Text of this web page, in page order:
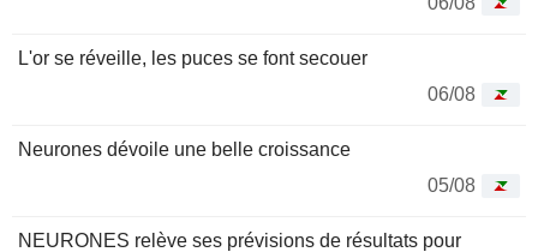
L'or se réveille, les puces se font secouer
06/08
Neurones dévoile une belle croissance
05/08
NEURONES relève ses prévisions de résultats pour